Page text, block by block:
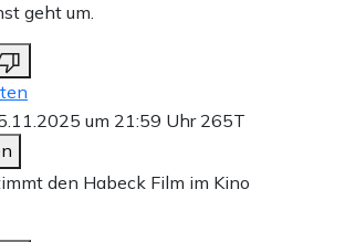
geht um.
um 21:59 Uhr 265T
den Habeck Film im Kino